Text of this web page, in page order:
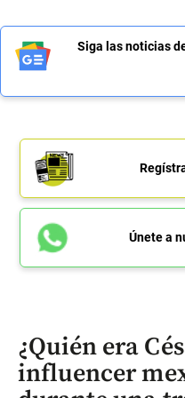
Siga las noticias
Únete a
¿Quién era
influencer